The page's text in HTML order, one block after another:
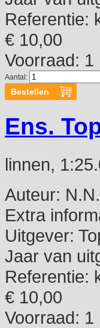
Referentie:
€ 10,00
Voorraad: 1
Aantal:
Ens.
linnen,
Auteur: N.N.
Extra
Uitgever:
Jaar van
Referentie:
€ 10,00
Voorraad: 1